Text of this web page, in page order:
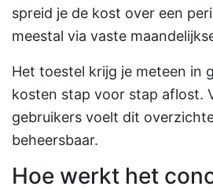
spreid je de kost over een
meestal via vaste
Het toestel krijg je meteen in
kosten stap voor stap aflost.
gebruikers voelt dit
beheersbaar.
Hoe werkt het